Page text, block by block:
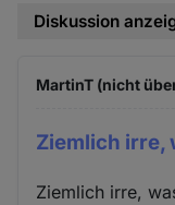
Diskussion
MartinT (nicht
Ziemlich irre,
Ziemlich irre,